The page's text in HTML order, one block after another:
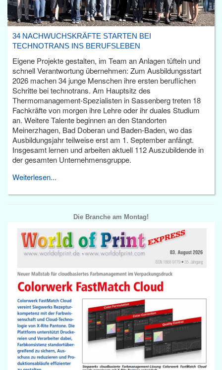
34 NACHWUCHSKRÄFTE STARTEN BEI
TECHNOTRANS INS BERUFSLEBEN
Eigene Projekte gestalten, im Team an Anlagen tüfteln und
schnell Verantwortung übernehmen: Zum Ausbildungsstart
2026 machen 34 junge Menschen ihre ersten beruflichen
Schritte bei technotrans. Am Hauptsitz des
Thermomanagement-Spezialisten in Sassenberg treten 18
Fachkräfte von morgen ihre Lehre oder ihr duales Studium
an. Weitere Talente beginnen an den Standorten
Meinerzhagen, Bad Doberan und Baden-Baden, wo das
Ausbildungsjahr teilweise erst am 1. September anfängt.
Insgesamt lernen und arbeiten aktuell 112 Auszubildende in
der gesamten Unternehmensgruppe.
Weiterlesen...
Die Branche am Montag!